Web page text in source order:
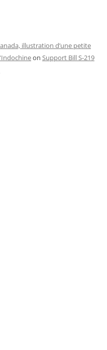
illustration d’une petite
on Support Bill S-219